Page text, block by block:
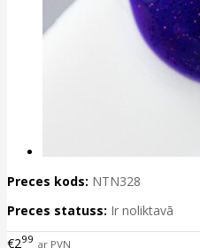
Preces kods: NTN328
Preces statuss: Ir noliktavā
€299 ar PVN